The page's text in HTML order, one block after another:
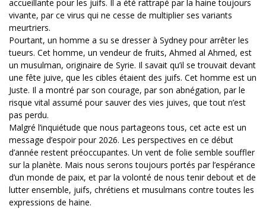
accueillante pour les juifs. Il a été rattrapé par la haine toujours
vivante, par ce virus qui ne cesse de multiplier ses variants
meurtriers.
Pourtant, un homme a su se dresser à Sydney pour arrêter les
tueurs. Cet homme, un vendeur de fruits, Ahmed al Ahmed, est
un musulman, originaire de Syrie. Il savait qu’il se trouvait devant
une fête juive, que les cibles étaient des juifs. Cet homme est un
Juste. Il a montré par son courage, par son abnégation, par le
risque vital assumé pour sauver des vies juives, que tout n’est
pas perdu.
Malgré l’inquiétude que nous partageons tous, cet acte est un
message d’espoir pour 2026. Les perspectives en ce début
d’année restent préoccupantes. Un vent de folie semble souffler
sur la planète. Mais nous serons toujours portés par l’espérance
d’un monde de paix, et par la volonté de nous tenir debout et de
lutter ensemble, juifs, chrétiens et musulmans contre toutes les
expressions de haine.